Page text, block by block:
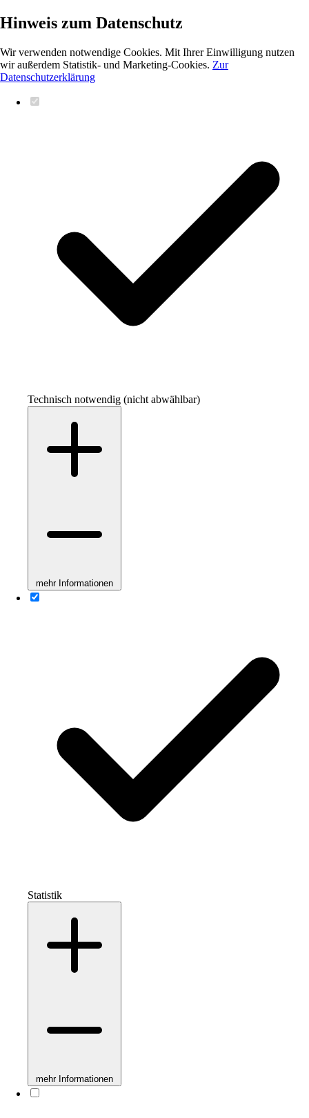
Hinweis zum Datenschutz
Wir verwenden notwendige Cookies. Mit Ihrer Einwilligung nutzen
wir außerdem Statistik- und Marketing-Cookies. Zur
Datenschutzerklärung
Technisch notwendig (nicht abwählbar)
mehr Informationen
Statistik
mehr Informationen